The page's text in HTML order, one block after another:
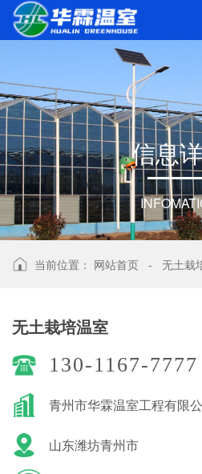
信息
当前位置： 网站首页 - 无土栽
无土栽培温室
130-1167-7777
青州市华霖温室工程有限
山东潍坊青州市